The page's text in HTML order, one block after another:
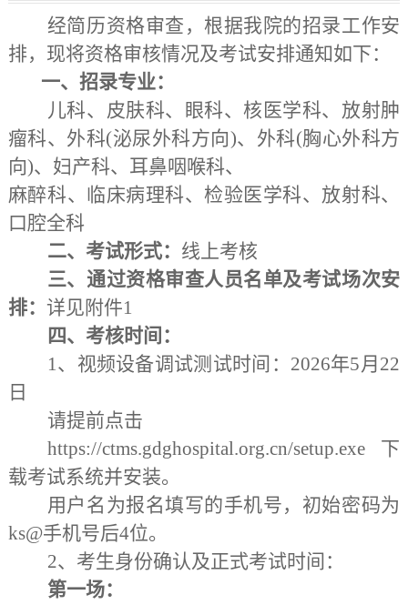
经简历资格审查，根据我院的招录工作安
排，现将资格审核情况及考试安排通知如下：
一、招录专业：
儿科、皮肤科、眼科、核医学科、放射肿
瘤科、外科(泌尿外科方向)、外科(胸心外科方
向)、妇产科、耳鼻咽喉科、
麻醉科、临床病理科、检验医学科、放射科、
口腔全科
二、考试形式： 线上考核
三、通过资格审查人员名单及考试场次安
排： 详见附件1
四、考核时间：
1、视频设备调试测试时间：2026年5月22
日
请提前点击
https://ctms.gdghospital.org.cn/setup.exe下
载考试系统并安装。
用户名为报名填写的手机号，初始密码为
ks@手机号后4位。
2、考生身份确认及正式考试时间：
第一场：